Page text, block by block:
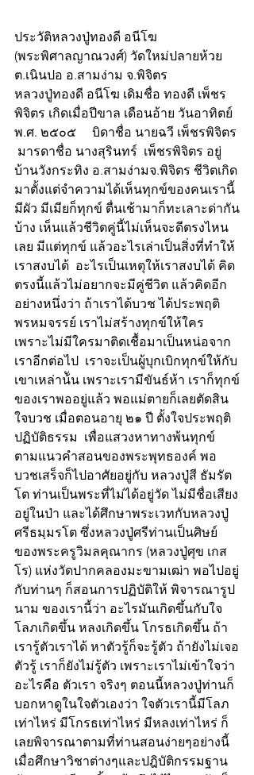
ประวัติหลวงปู่ทองดี อนีโฆ
(พระพิศาลญาณวงศ์) วัดใหม่ปลายห้วย
ต.เนินปอ อ.สามง่าม จ.พิจิตร
หลวงปู่ทองดี อนีโฆ เดิมชื่อ ทองดี เพ็ชร
พิจิตร เกิดเมื่อปีขาล เดือนอ้าย วันอาทิตย์
พ.ศ. ๒๕๐๕     บิดาชื่อ นายฉวี เพ็ชรพิจิตร
มารดาชื่อ นางสุรินทร์  เพ็ชรพิจิตร อยู่
บ้านวังกระทิง อ.สามง่ามจ.พิจิตร ชีวิตเกิด
มาตั้งแต่จำความได้เห็นทุกข์ของคนเรานี้
มีผัว มีเมียก็ทุกข์ ตื่นเช้ามาก็ทะเลาะด่ากัน
บ้าง เห็นแล้วชีวิตคู่นี้ไม่เห็นจะดีตรงไหน
เลย มีแต่ทุกข์ แล้วอะไรเล่าเป็นสิ่งที่ทำให้
เราสงบได้  อะไรเป็นเหตุให้เราสงบได้ คิด
ตรงนี้แล้วไม่อยากจะมีคู่ชีวิต แล้วคิดอีก
อย่างหนึ่งว่า ถ้าเราได้บวช ได้ประพฤติ
พรหมจรรย์ เราไม่สร้างทุกข์ให้ใคร
เพราะไม่มีใครมาติดเชื้อมาเป็นหน่อจาก
เราอีกต่อไป  เราจะเป็นผู้บุกเบิกทุกข์ให้กับ
เขาเหล่าน้ัน เพราะเรามีขันธ์ห้า เราก็ทุกข์
ของเราพออยู่แล้ว พอแม่ตายก็เลยตัดสิน
ใจบวช เมื่อตอนอายุ ๒๑ ปี ตั้งใจประพฤติ
ปฏิบัติธรรม  เพื่อแสวงหาทางพ้นทุกข์
ตามแนวคำสอนของพระพุทธองค์ พอ
บวชเสร็จก็ไปอาศัยอยู่กับ หลวงปู่สี ธัมรัต
โต ท่านเป็นพระที่ไม่ได้อยู่วัด ไม่มีชื่อเสียง
อยู่ในป่า และได้ศึกษาพระเวทกับหลวงปู่
ศรีธมฺมรโต ซึ่งหลวงปู่ศรีท่านเป็นศิษย์
ของพระครูวิมลคุณากร (หลวงปู่ศุข เกส
โร) แห่งวัดปากคลองมะขามเฒ่า พอไปอยู่
กับท่านๆ ก็สอนการปฏิบัติให้ พิจารณารูป
นาม ของเรานี้ว่า อะไรมันเกิดขึ้นกับใจ
โลภเกิดขึ้น หลงเกิดขึ้น โกรธเกิดขึ้น ถ้า
เรารู้ตัวเราได้ หาตัวรู้ก็จะรู้ตัว ถ้ายังไม่เจอ
ตัวรู้ เราก็ยังไม่รู้ตัว เพราะเราไม่เข้าใจว่า
อะไรคือ ตัวเรา จริงๆ ตอนนี้หลวงปู่ท่านก็
บอกหาดูในใจตัวเองว่า ใจตัวเรานี้มีโลภ
เท่าไหร่ มีโกรธเท่าไหร่ มีหลงเท่าไหร่ ก็
เลยพิจารณาตามที่ท่านสอนง่ายๆอย่างนี้
เมื่อศึกษาวิชาต่างๆและปฎิบัติกรรมฐาน